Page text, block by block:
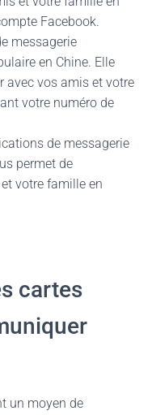
Facebook.
messagerie
en Chine. Elle
avec vos amis et votre
votre numéro de
de messagerie
permet de
votre famille en
cartes
un moyen de